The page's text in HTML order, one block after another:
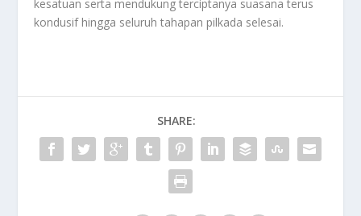
kesatuan serta mendukung terciptanya suasana terus
kondusif hingga seluruh tahapan pilkada selesai.
SHARE: